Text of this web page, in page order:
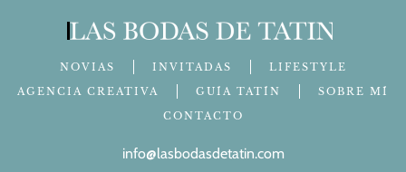
NOVIAS INVITADAS
LIFESTYLE
AGENCIA CREATIVA
GUÍA TATÍN
SOBRE MÍ
CONTACTO
info@lasbodasdetatin.com